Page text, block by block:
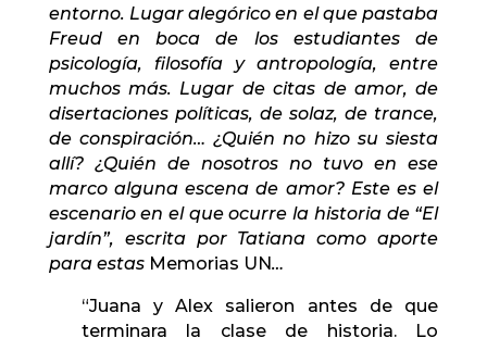
entorno. Lugar alegórico en el que pastaba
Freud en boca de los estudiantes de
psicología, filosofía y antropología, entre
muchos más. Lugar de citas de amor, de
disertaciones políticas, de solaz, de trance,
de conspiración… ¿Quién no hizo su siesta
allí? ¿Quién de nosotros no tuvo en ese
marco alguna escena de amor? Este es el
escenario en el que ocurre la historia de “El
jardín”, escrita por Tatiana como aporte
para estas Memorias UN…
“Juana y Alex salieron antes de que
terminara la clase de historia. Lo